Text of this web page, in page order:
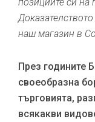
наш магазин в
През годините
своеобразна
търговията,
всякакви